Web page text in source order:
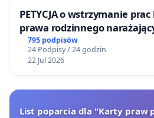
PETYCJA o wstrzymanie
prawa
795 podpisów
24 Podpisy / 24 godzin
22 Jul 2026
List poparcia dla "Karty praw